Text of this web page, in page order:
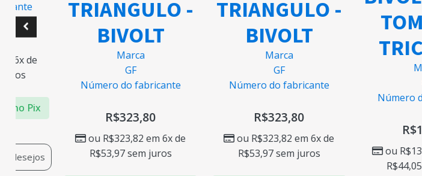
6x de
no Pix
desejos
TRIANGULO -
BIVOLT
Marca
GF
Número do fabricante
R$323,80
ou R$323,82em 6x de
R$53,97sem juros
TRIANGULO -
BIVOLT
Marca
GF
Número do fabricante
R$323,80
ou R$323,82em 6x de
R$53,97sem juros
Número
R$
ou R$
R$44,05